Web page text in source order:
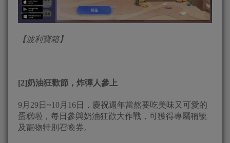
【波利寶箱】
[2]奶油狂歡節，炸彈人參上
9月29日~10月16日，慶祝週年當然要吃美味又可愛的
蛋糕啦，每日參與奶油狂歡大作戰，可獲得專屬稱號
及寵物特別召喚券。